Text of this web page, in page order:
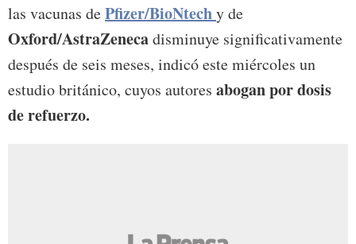
las vacunas dePfizer/BioNtechy de
Oxford/AstraZenecadisminuye significativamente
después de seis meses, indicó este miércoles un
estudio británico, cuyos autores abogan por dosis
de refuerzo.